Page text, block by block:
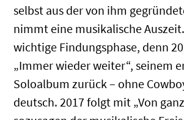
selbst aus der von ihm
nimmt eine musikalische
wichtige Findungsphase, denn
„Immer wieder weiter“, seinem
Soloalbum zurück – ohne
deutsch. 2017 folgt mit „Von